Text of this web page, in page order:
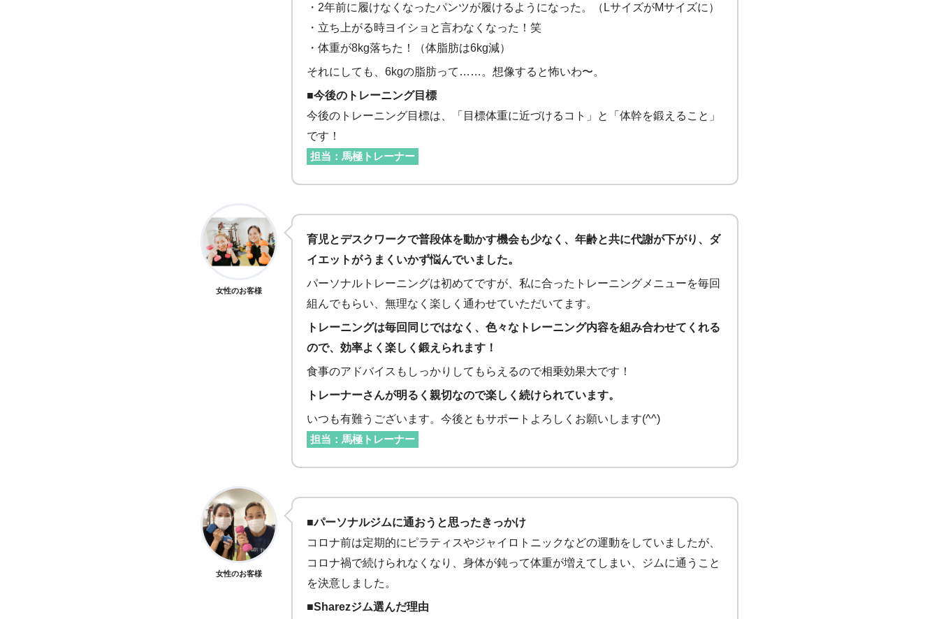
・2年前に履けなくなったパンツが履けるようになった。（LサイズがMサイズに）
・立ち上がる時ヨイショと言わなくなった！笑
・体重が8kg落ちた！（体脂肪は6kg減）
それにしても、6kgの脂肪って……。想像すると怖いわ〜。
■今後のトレーニング目標
今後のトレーニング目標は、「目標体重に近づけるコト」と「体幹を鍛えること」
です！
担当：馬極トレーナー
女性のお客様
育児とデスクワークで普段体を動かす機会も少なく、年齢と共に代謝が下がり、ダ
イエットがうまくいかず悩んでいました。
パーソナルトレーニングは初めてですが、私に合ったトレーニングメニューを毎回
組んでもらい、無理なく楽しく通わせていただいてます。
トレーニングは毎回同じではなく、色々なトレーニング内容を組み合わせてくれる
ので、効率よく楽しく鍛えられます！
食事のアドバイスもしっかりしてもらえるので相乗効果大です！
トレーナーさんが明るく親切なので楽しく続けられています。
いつも有難うございます。今後ともサポートよろしくお願いします(^^)
担当：馬極トレーナー
女性のお客様
■パーソナルジムに通おうと思ったきっかけ
コロナ前は定期的にピラティスやジャイロトニックなどの運動をしていましたが、
コロナ禍で続けられなくなり、身体が鈍って体重が増えてしまい、ジムに通うこと
を決意しました。
■Sharezジム選んだ理由